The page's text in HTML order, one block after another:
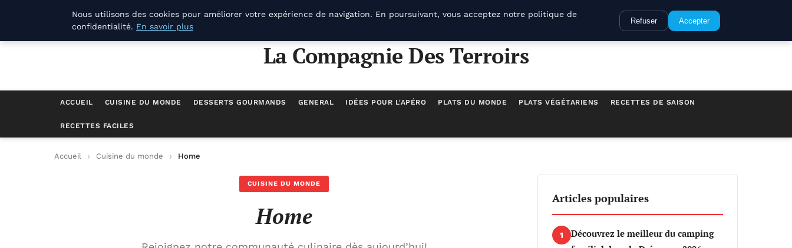
La Compagnie Des Terroirs
La Compagnie Des Terroirs
ACCUEIL CUISINE DU MONDE DESSERTS GOURMANDS GENERAL IDÉES POUR L'APÉRO PLATS DU MONDE PLATS VÉGÉTARIENS RECETTES DE SAISON
RECETTES FACILES
Accueil Cuisine du monde Home
CUISINE DU MONDE
Home
Articles populaires
1
Découvrez le meilleur du camping
Nous utilisons des cookies pour améliorer votre expérience de navigation. En poursuivant, vous acceptez notre politique de
confidentialité. En savoir plus
Refuser Accepter